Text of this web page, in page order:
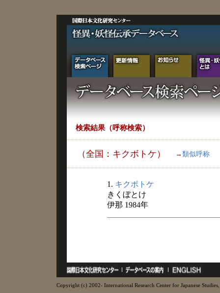
検索結果（呼称検索）
（全国：キクボトケ） → 類似呼称
1. キクボトケ
きくぼとけ
伊那 1984年
Copyright (c) 2002- International Research Center for Japanese